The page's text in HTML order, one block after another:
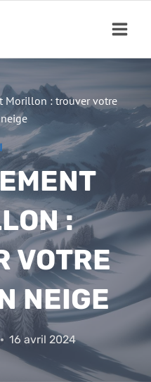
Morillon : trouver votre
:
VOTRE
NEIGE
16 avril 2024